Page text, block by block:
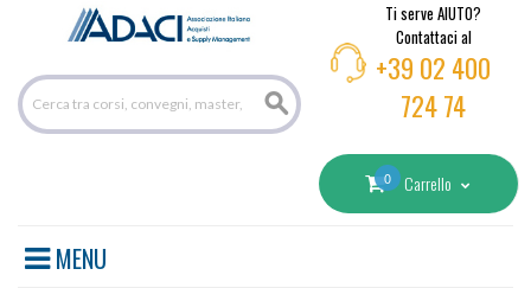
Ti serve AIUTO?
Contattaci al
+39 02 400
724 74
0 Carrello
MENU